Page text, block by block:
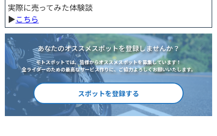
実際に売ってみた体験談
▶︎こちら
あなたのオススメスポットを登録しませんか？
モトスポットでは、皆様からオススメスポットを募集しています！
全ライダーのための最高なサービス作りに、ご協力よろしくお願いいたします。
スポットを登録する